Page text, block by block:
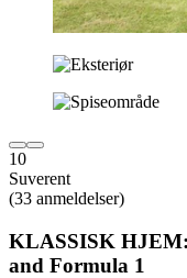
10
Suverent
(33 anmeldelser)
KLASSISK HJEM:
and Formula 1